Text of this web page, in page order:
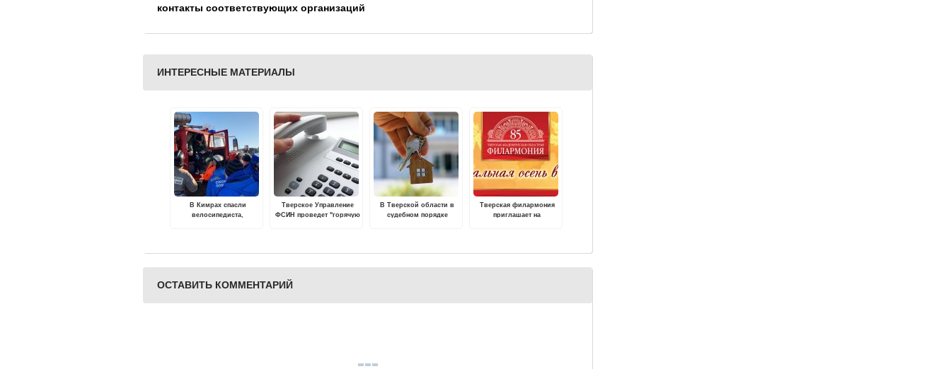
контакты соответствующих организаций
ИНТЕРЕСНЫЕ МАТЕРИАЛЫ
В Кимрах спасли
велосипедиста,
Тверское Управление
ФСИН проведет "горячую
В Тверской области в
судебном порядке
Тверская филармония
приглашает на
ОСТАВИТЬ КОММЕНТАРИЙ